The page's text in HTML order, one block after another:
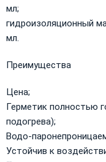
мл;
гидроизоляционный
мл.
​Преимущества
Цена;
Герметик полностью
подогрева);
Водо-
Устойчив к